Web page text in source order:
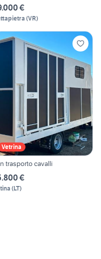
€
(VR)
Vetrina
trasporto cavalli
€
(LT)